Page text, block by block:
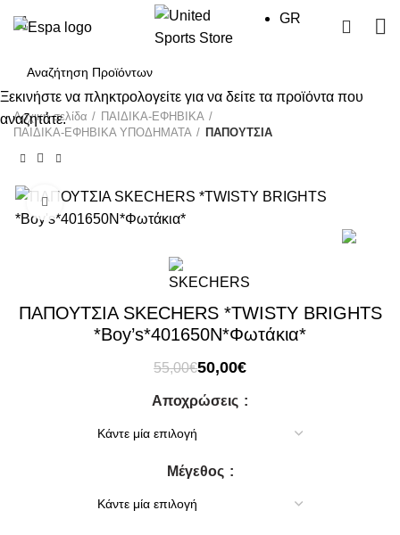
GR
Αρχική σελίδα
ΠΑΙΔΙΚΑ-ΕΦΗΒΙΚΑ
ΠΑΙΔΙΚΑ-ΕΦΗΒΙΚΑ ΥΠΟΔΗΜΑΤΑ
ΠΑΠΟΥΤΣΙΑ
Click to enlarge
ΠΑΠΟΥΤΣΙΑ SKECHERS *TWISTY BRIGHTS
*Boy’s*401650N*Φωτάκια*
55,00€Original
was:
50,00€Η
τιμή
50,00€.
Αποχρώσεις
Μέγεθος
Ξεκινήστε να πληκτρολογείτε για να δείτε τα προϊόντα που
αναζητάτε.